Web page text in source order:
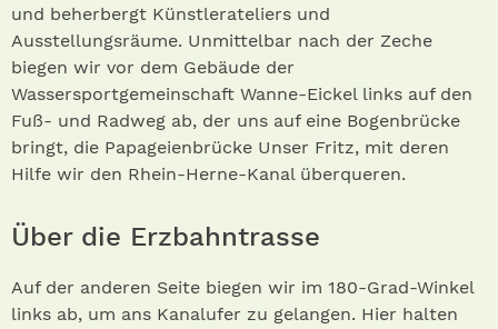
und beherbergt Künstlerateliers und
Ausstellungsräume. Unmittelbar nach der Zeche
biegen wir vor dem Gebäude der
Wassersportgemeinschaft Wanne-Eickel links auf den
Fuß- und Radweg ab, der uns auf eine Bogenbrücke
bringt, die Papageienbrücke Unser Fritz, mit deren
Hilfe wir den Rhein-Herne-Kanal überqueren.
Über die Erzbahntrasse
Auf der anderen Seite biegen wir im 180-Grad-Winkel
links ab, um ans Kanalufer zu gelangen. Hier halten